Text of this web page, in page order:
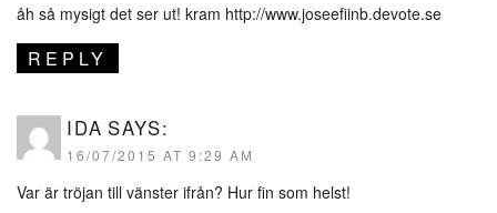
åh så mysigt det ser ut! kram http://www.joseefiinb.devote.se
REPLY
IDA SAYS:
16/07/2015 AT 9:29 AM
Var är tröjan till vänster ifrån? Hur fin som helst!